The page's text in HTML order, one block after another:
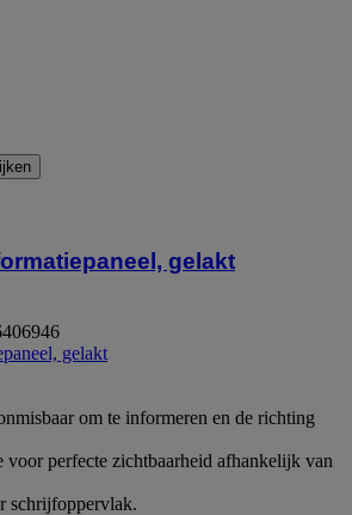
gelakt
gelakt
om te informeren en de richting
voor perfecte zichtbaarheid afhankelijk van
schrijfoppervlak.